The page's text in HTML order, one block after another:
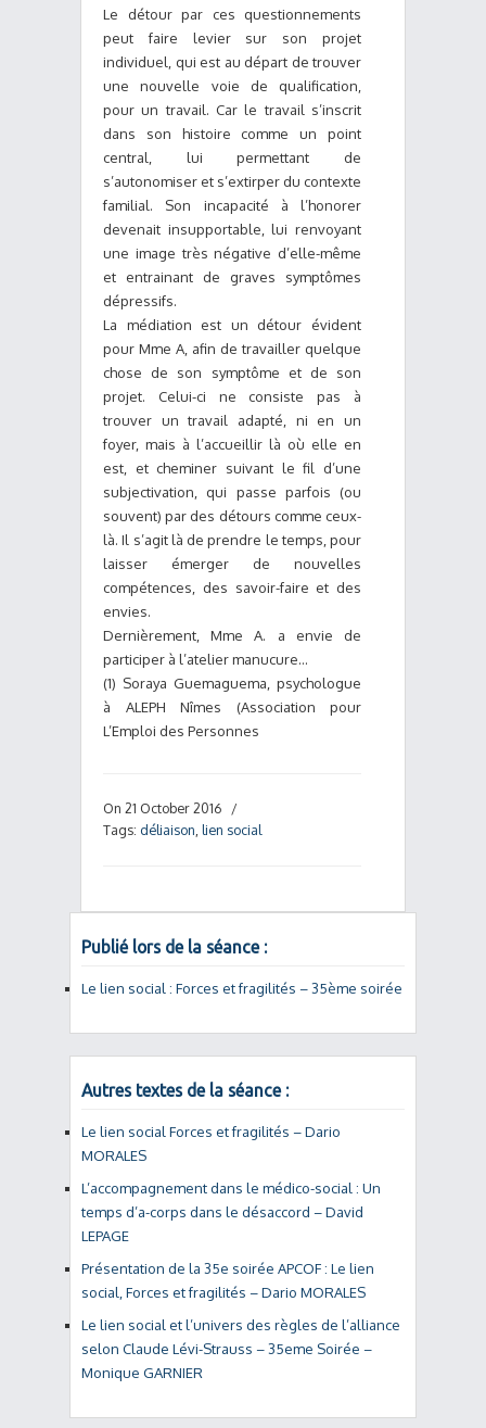
Le détour par ces questionnements
peut faire levier sur son projet
individuel, qui est au départ de trouver
une nouvelle voie de qualification,
pour un travail. Car le travail s’inscrit
dans son histoire comme un point
central, lui permettant de
s’autonomiser et s’extirper du contexte
familial. Son incapacité à l’honorer
devenait insupportable, lui renvoyant
une image très négative d’elle-même
et entrainant de graves symptômes
dépressifs.
La médiation est un détour évident
pour Mme A, afin de travailler quelque
chose de son symptôme et de son
projet. Celui-ci ne consiste pas à
trouver un travail adapté, ni en un
foyer, mais à l’accueillir là où elle en
est, et cheminer suivant le fil d’une
subjectivation, qui passe parfois (ou
souvent) par des détours comme ceux-
là. Il s’agit là de prendre le temps, pour
laisser émerger de nouvelles
compétences, des savoir-faire et des
envies.
Dernièrement, Mme A. a envie de
participer à l’atelier manucure…
(1) Soraya Guemaguema, psychologue
à ALEPH Nîmes (Association pour
L’Emploi des Personnes
On 21 October 2016
/
Tags: déliaison lien social
Publié lors de la séance :
Le lien social : Forces et fragilités – 35ème soirée
Autres textes de la séance :
Le lien social Forces et fragilités – Dario
MORALES
L’accompagnement dans le médico-social : Un
temps d’a-corps dans le désaccord – David
LEPAGE
Présentation de la 35e soirée APCOF : Le lien
social, Forces et fragilités – Dario MORALES
Le lien social et l’univers des règles de l’alliance
selon Claude Lévi-Strauss – 35eme Soirée –
Monique GARNIER